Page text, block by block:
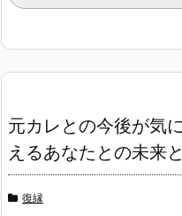
元カレとの今後が気
えるあなたとの未来
復縁